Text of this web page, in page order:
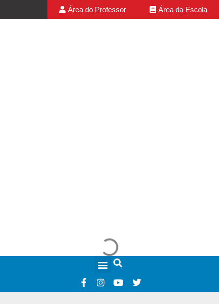
Área do Professor Área da Escola